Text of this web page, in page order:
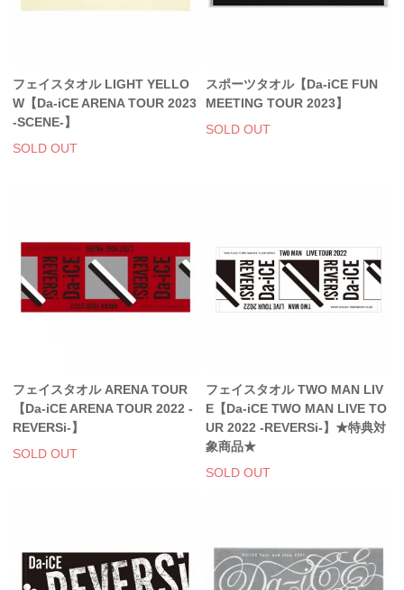
フェイスタオル LIGHT YELLO
W【Da-iCE ARENA TOUR 2023
-SCENE-】
SOLD OUT
スポーツタオル【Da-iCE FUN
MEETING TOUR 2023】
SOLD OUT
フェイスタオル ARENA TOUR
【Da-iCE ARENA TOUR 2022 -
REVERSi-】
SOLD OUT
フェイスタオル TWO MAN LIV
E【Da-iCE TWO MAN LIVE TO
UR 2022 -REVERSi-】★特典対
象商品★
SOLD OUT